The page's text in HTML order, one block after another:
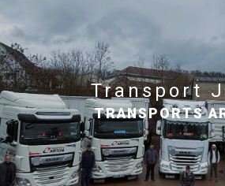
transport
TRANSPORTS